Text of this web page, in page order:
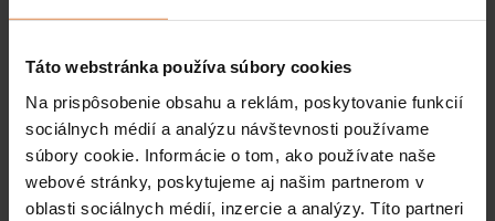
Táto webstránka používa súbory cookies
Na prispôsobenie obsahu a reklám, poskytovanie funkcií
sociálnych médií a analýzu návštevnosti používame
súbory cookie. Informácie o tom, ako používate naše
webové stránky, poskytujeme aj našim partnerom v
oblasti sociálnych médií, inzercie a analýzy. Títo partneri